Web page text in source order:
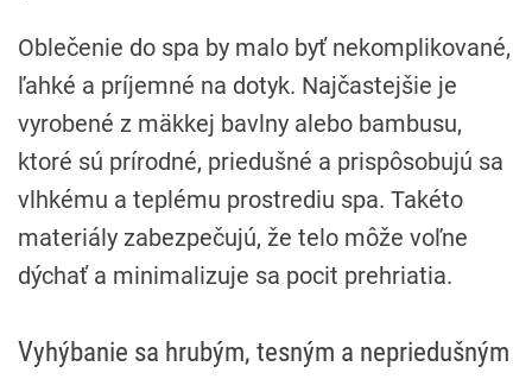
Oblečenie do spa by malo byť nekomplikované,
ľahké a príjemné na dotyk. Najčastejšie je
vyrobené z mäkkej bavlny alebo bambusu,
ktoré sú prírodné, priedušné a prispôsobujú sa
vlhkému a teplému prostrediu spa. Takéto
materiály zabezpečujú, že telo môže voľne
dýchať a minimalizuje sa pocit prehriatia.
Vyhýbanie sa hrubým, tesným a nepriedušným